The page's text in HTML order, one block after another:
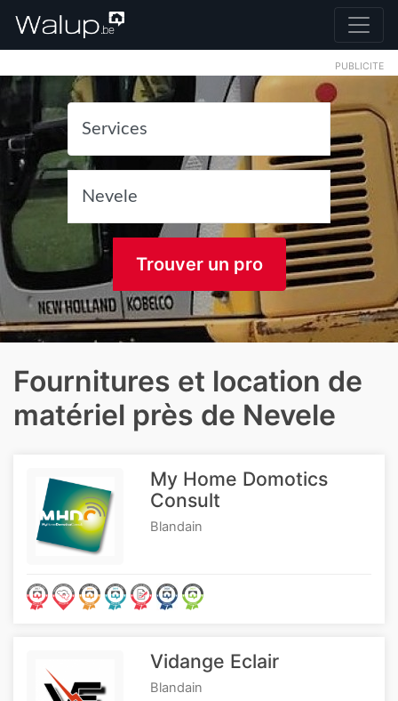
PUBLICITE
Trouver un pro
Fournitures et location de
matériel près de Nevele
My Home Domotics
Consult
Blandain
Vidange Eclair
Blandain